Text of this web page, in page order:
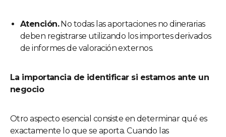
Atención.No todas las aportaciones no dinerarias
deben registrarse utilizando los importes derivados
de informes de valoración externos.
La importancia de identificar si estamos ante un
negocio
Otro aspecto esencial consiste en determinar qué es
exactamente lo que se aporta. Cuando las